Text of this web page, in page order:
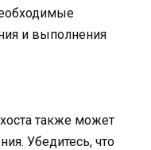
и выполнения
также может
Убедитесь, что